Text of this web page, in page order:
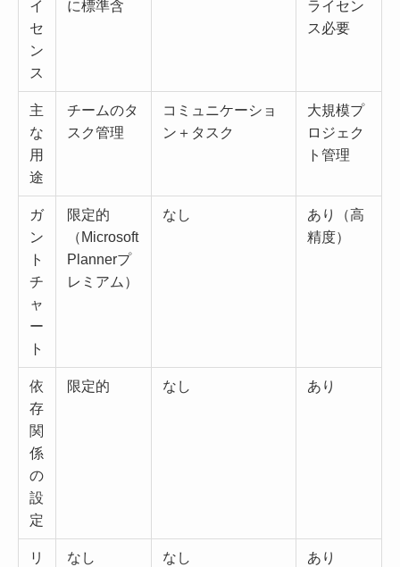
イ
セ
ン
ス
に標準含
ライセン
ス必要
主
な
用
途
チームのタ
スク管理
コミュニケーショ
ン＋タスク
大規模プ
ロジェク
ト管理
ガ
ン
ト
チ
ャ
ー
ト
限定的
（Microsoft
Plannerプ
レミアム）
なし
あり（高
精度）
依
存
関
係
の
設
定
限定的 なし あり
リ なし なし あり